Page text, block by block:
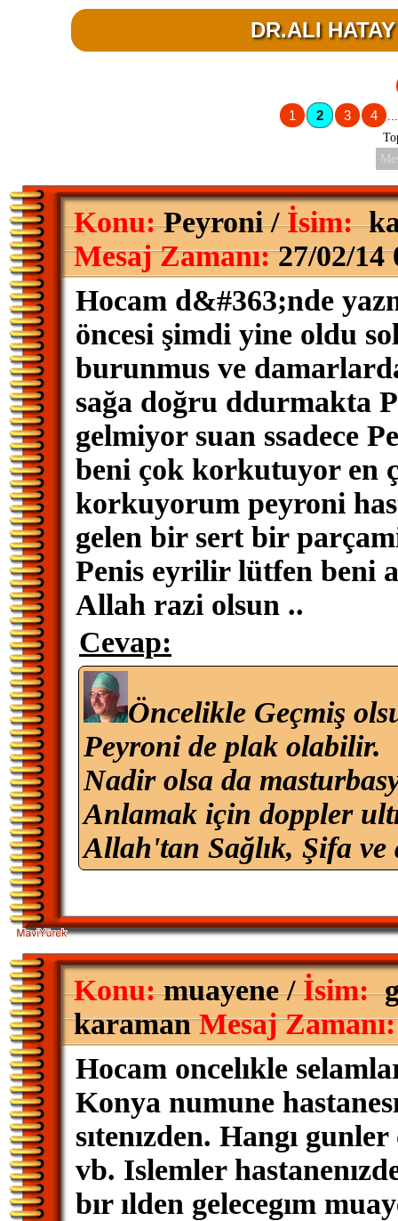
DR.ALI
1 2 3 4
...
Konu:Peyroni /İsim:
Mesaj Zamanı:27/02/14
Hocam d&#363;nde
öncesi şimdi yine oldu
burunmus ve
sağa doğru ddurmakta
gelmiyor suan ssadece
beni çok korkutuyor en
korkuyorum peyroni
gelen bir sert bir
Penis eyrilir lütfen beni
Allah razi olsun ..
Cevap:
Öncelikle Geçmiş
Peyroni de plak olabilir.
Nadir olsa da
Anlamak için doppler
Allah'tan Sağlık, Şifa
Konu:muayene /İsim:
karamanMesaj Zamanı:
Hocam oncelıkle
Konya numune
sıtenızden. Hangı
vb. Islemler
bır ılden gelecegım